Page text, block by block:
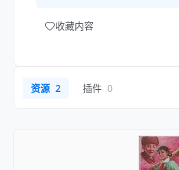
收藏内容
资源 2 插件 0